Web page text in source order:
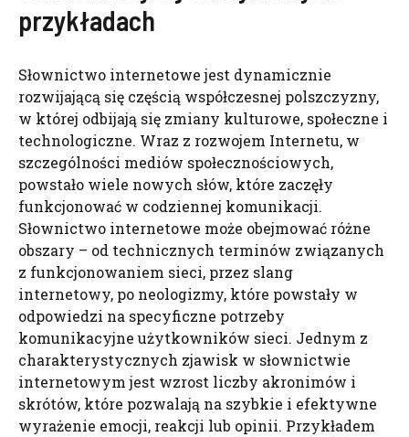
przykładach
Słownictwo internetowe jest dynamicznie
rozwijającą się częścią współczesnej polszczyzny,
w której odbijają się zmiany kulturowe, społeczne i
technologiczne. Wraz z rozwojem Internetu, w
szczególności mediów społecznościowych,
powstało wiele nowych słów, które zaczęły
funkcjonować w codziennej komunikacji.
Słownictwo internetowe może obejmować różne
obszary – od technicznych terminów związanych
z funkcjonowaniem sieci, przez slang
internetowy, po neologizmy, które powstały w
odpowiedzi na specyficzne potrzeby
komunikacyjne użytkowników sieci. Jednym z
charakterystycznych zjawisk w słownictwie
internetowym jest wzrost liczby akronimów i
skrótów, które pozwalają na szybkie i efektywne
wyrażenie emocji, reakcji lub opinii. Przykładem